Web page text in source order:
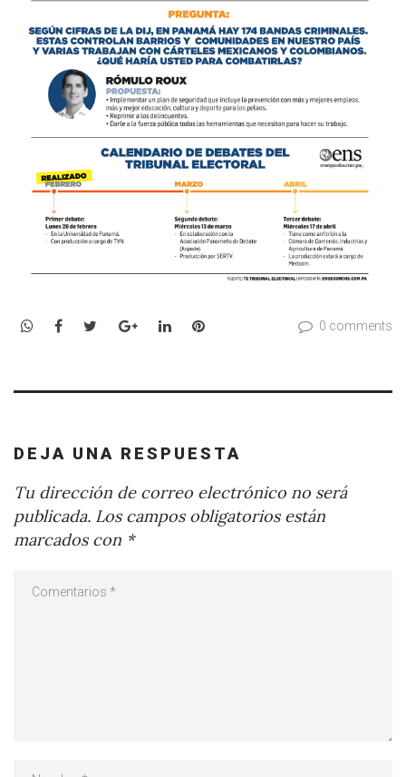
WhatsApp
Facebook
TwitterGoogle+LinkedInPinterest 0 comments
DEJA UNA RESPUESTA
Tu dirección de correo electrónico no será
publicada. Los campos obligatorios están
marcados con *